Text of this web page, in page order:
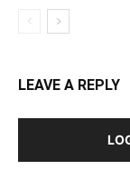
LEAVE A REPLY